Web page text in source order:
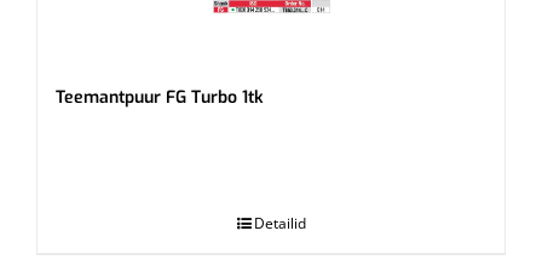
Teemantpuur FG Turbo 1tk
Detailid